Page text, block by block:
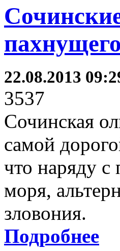
22.08.2013
3537
Сочинская
самой
что наряду
моря,
зловония.
Подробнее